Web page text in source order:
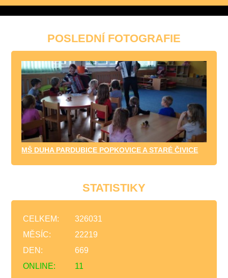
POSLEDNÍ FOTOGRAFIE
MŠ DUHA PARDUBICE POPKOVICE A STARÉ ČIVICE
STATISTIKY
ONLINE: 11
CELKEM:
326031
MĚSÍC:
22219
DEN:
669